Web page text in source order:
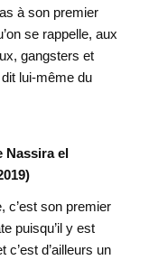
à son premier
se rappelle, aux
gangsters et
lui-même du
Nassira el
c’est son premier
puisqu’il y est
d’ailleurs un